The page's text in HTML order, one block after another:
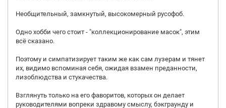
Необщительный, замкнутый, высокомерный русофоб.
Одно хобби чего стоит - "коллекционирование масок", этим
всё сказано.
Поэтому и симпатизирует таким же как сам лузерам и тянет
их, видимо вспоминая себя, ожидая взамен преданности,
лизоблюдства и стукачества.
Взглянуть только на его фаворитов, которых он делает
руководителями вопреки здравому смыслу, бэкграунду и